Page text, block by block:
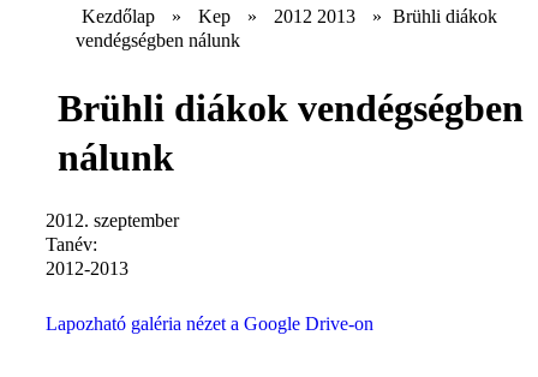
Kezdőlap » Kep » 2012 2013 » Brühli diákok
vendégségben nálunk
Brühli diákok vendégségben
nálunk
2012. szeptember
Tanév:
2012-2013
Lapozható galéria nézet a Google Drive-on